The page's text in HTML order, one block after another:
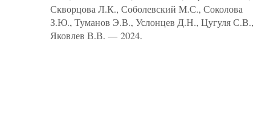
Скворцова Л.К., Соболевский М.С., Соколова
З.Ю., Туманов Э.В., Услонцев Д.Н., Цугуля С.В.,
Яковлев В.В. — 2024.